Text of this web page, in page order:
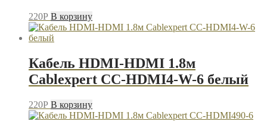
220P В корзину
Кабель HDMI-HDMI 1.8м
Cablexpert CC-HDMI4-W-6 белый
220P В корзину